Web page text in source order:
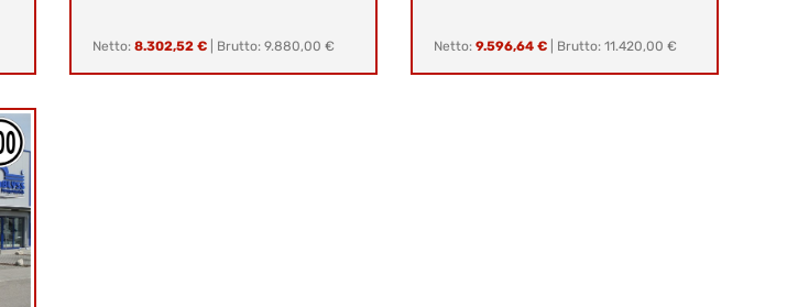
Netto: 8.302,52 €| Brutto: 9.880,00 € Netto: 9.596,64 €| Brutto: 11.420,00 €